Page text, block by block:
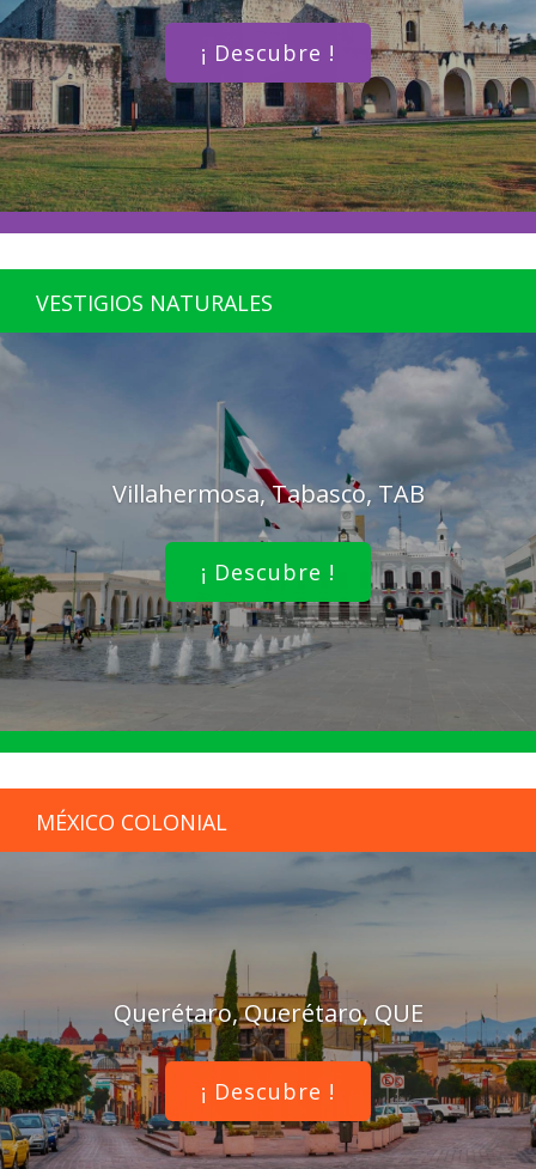
¡ Descubre !
VESTIGIOS NATURALES
Villahermosa, Tabasco, TAB
¡ Descubre !
MÉXICO COLONIAL
Querétaro, Querétaro, QUE
¡ Descubre !